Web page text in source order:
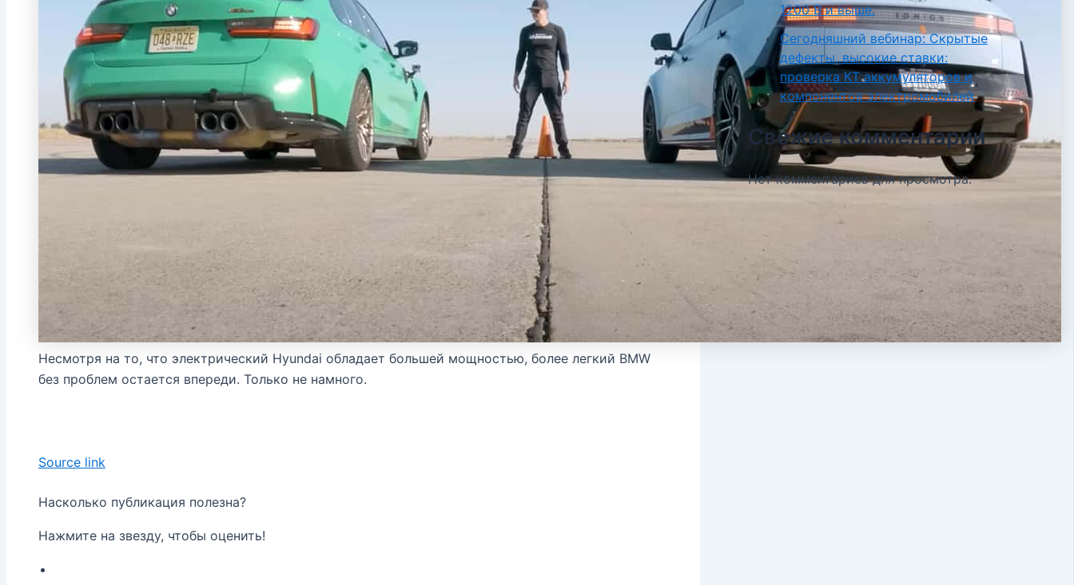
Несмотря на то, что электрический Hyundai обладает большей мощностью, более легкий BMW
без проблем остается впереди. Только не намного.
Source link
Насколько публикация полезна?
Нажмите на звезду, чтобы оценить!
1200 В и выше.
Сегодняшний вебинар: Скрытые
дефекты, высокие ставки:
проверка КТ аккумуляторов и
компонентов электромобилей
Свежие комментарии
Нет комментариев для просмотра.